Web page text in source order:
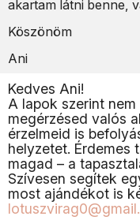
akartam látni benne,
Köszönöm
Ani
Kedves Ani!
A lapok szerint
megérzésed valós
érzelmeid is
helyzetet. Érdemes
magad – a
Szívesen segítek
most ajándékot is